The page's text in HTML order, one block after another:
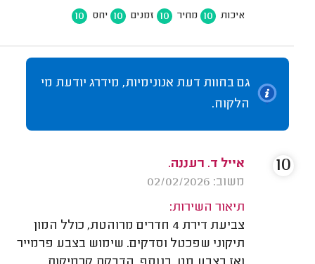
איכות 10 מחיר 10 זמנים 10 יחס 10
גם בחוות דעת אנונימיות, מידרג יודעת מי
הלקוח.
אייל ד. רעננה.
משוב: 02/02/2026
תיאור השירות:
צביעת דירת 4 חדרים מרוהטת, כולל המון
תיקוני שפכטל וסדקים. שימוש בצבע פרמייר
10